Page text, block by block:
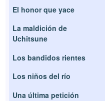
El honor que yace
La maldición de
Uchitsune
Los bandidos rientes
Los niños del río
Una última petición